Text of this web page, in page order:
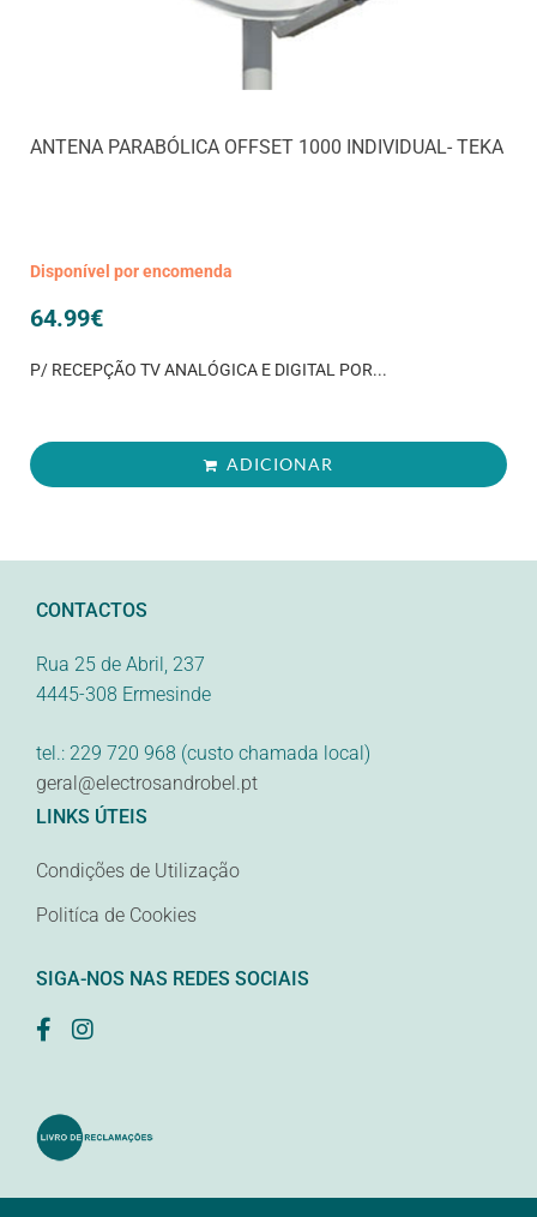
ANTENA PARABÓLICA OFFSET 1000 INDIVIDUAL- TEKA
Disponível por encomenda
64.99€
P/ RECEPÇÃO TV ANALÓGICA E DIGITAL POR...
ADICIONAR
CONTACTOS
Rua 25 de Abril, 237
4445-308 Ermesinde
tel.: 229 720 968 (custo chamada local)
geral@electrosandrobel.pt
LINKS ÚTEIS
Condições de Utilização
Politíca de Cookies
SIGA-NOS NAS REDES SOCIAIS